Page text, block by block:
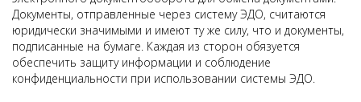
Документы, отправленные через систему ЭДО, считаются
юридически значимыми и имеют ту же силу, что и документы,
подписанные на бумаге. Каждая из сторон обязуется
обеспечить защиту информации и соблюдение
конфиденциальности при использовании системы ЭДО.